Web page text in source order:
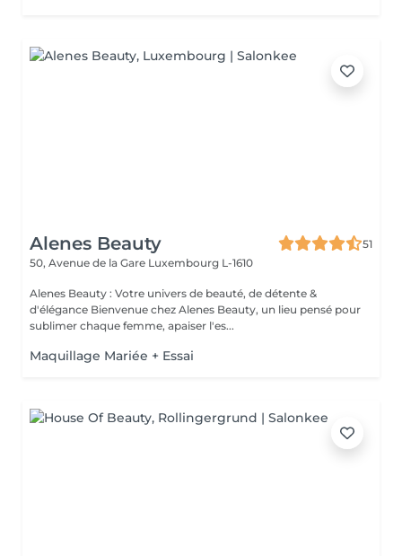
Alenes Beauty
51
50, Avenue de la Gare Luxembourg L-1610
Alenes Beauty : Votre univers de beauté, de détente &
d'élégance Bienvenue chez Alenes Beauty, un lieu pensé pour
sublimer chaque femme, apaiser l'es...
Maquillage Mariée + Essai